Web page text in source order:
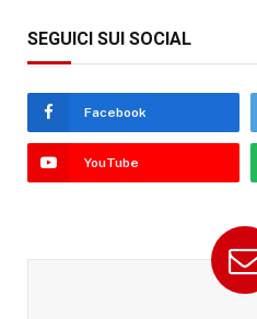
SEGUICI SUI SOCIAL
Facebook
YouTube